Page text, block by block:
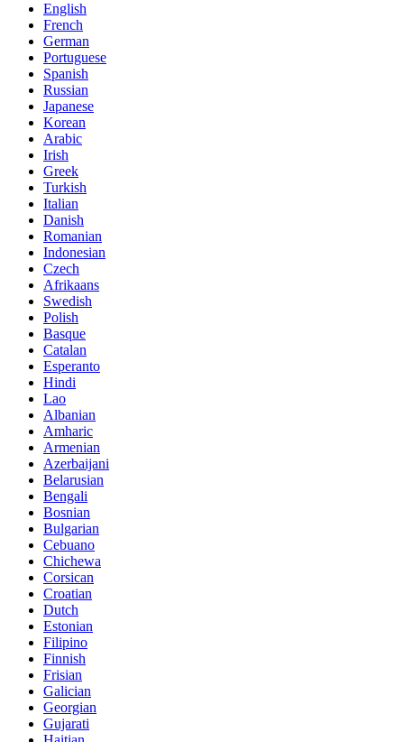
English
French
German
Portuguese
Spanish
Russian
Japanese
Korean
Arabic
Irish
Greek
Turkish
Italian
Danish
Romanian
Indonesian
Czech
Afrikaans
Swedish
Polish
Basque
Catalan
Esperanto
Hindi
Lao
Albanian
Amharic
Armenian
Azerbaijani
Belarusian
Bengali
Bosnian
Bulgarian
Cebuano
Chichewa
Corsican
Croatian
Dutch
Estonian
Filipino
Finnish
Frisian
Galician
Georgian
Gujarati